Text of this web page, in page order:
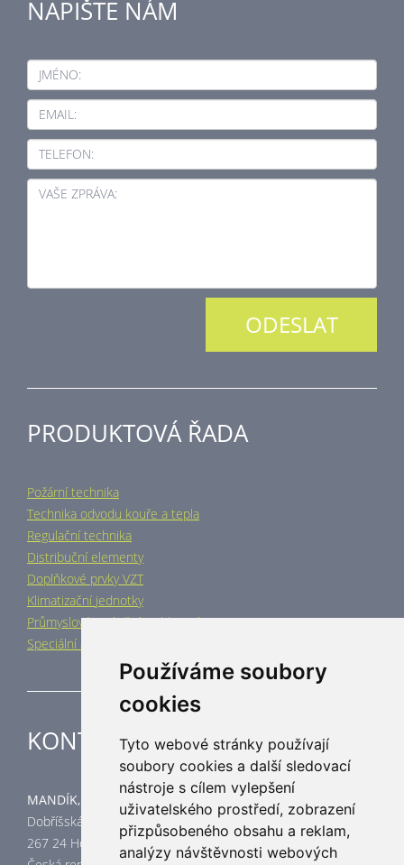
Používáme soubory
cookies
Tyto webové stránky používají
soubory cookies a další sledovací
nástroje s cílem vylepšení
uživatelského prostředí, zobrazení
přizpůsobeného obsahu a reklam,
analýzy návštěvnosti webových
NAPIŠTE NÁM
JMÉNO:
EMAIL:
TELEFON:
VAŠE ZPRÁVA:
PRODUKTOVÁ ŘADA
Požární technika
Technika odvodu kouře a tepla
Regulační technika
Distribuční elementy
Doplňkové prvky VZT
Klimatizační jednotky
Průmyslové vytápění a chlazení
Speciální aplikace
KONTAKT
MANDÍK, a.s.
Dobříšská 550
267 24 Hostomice